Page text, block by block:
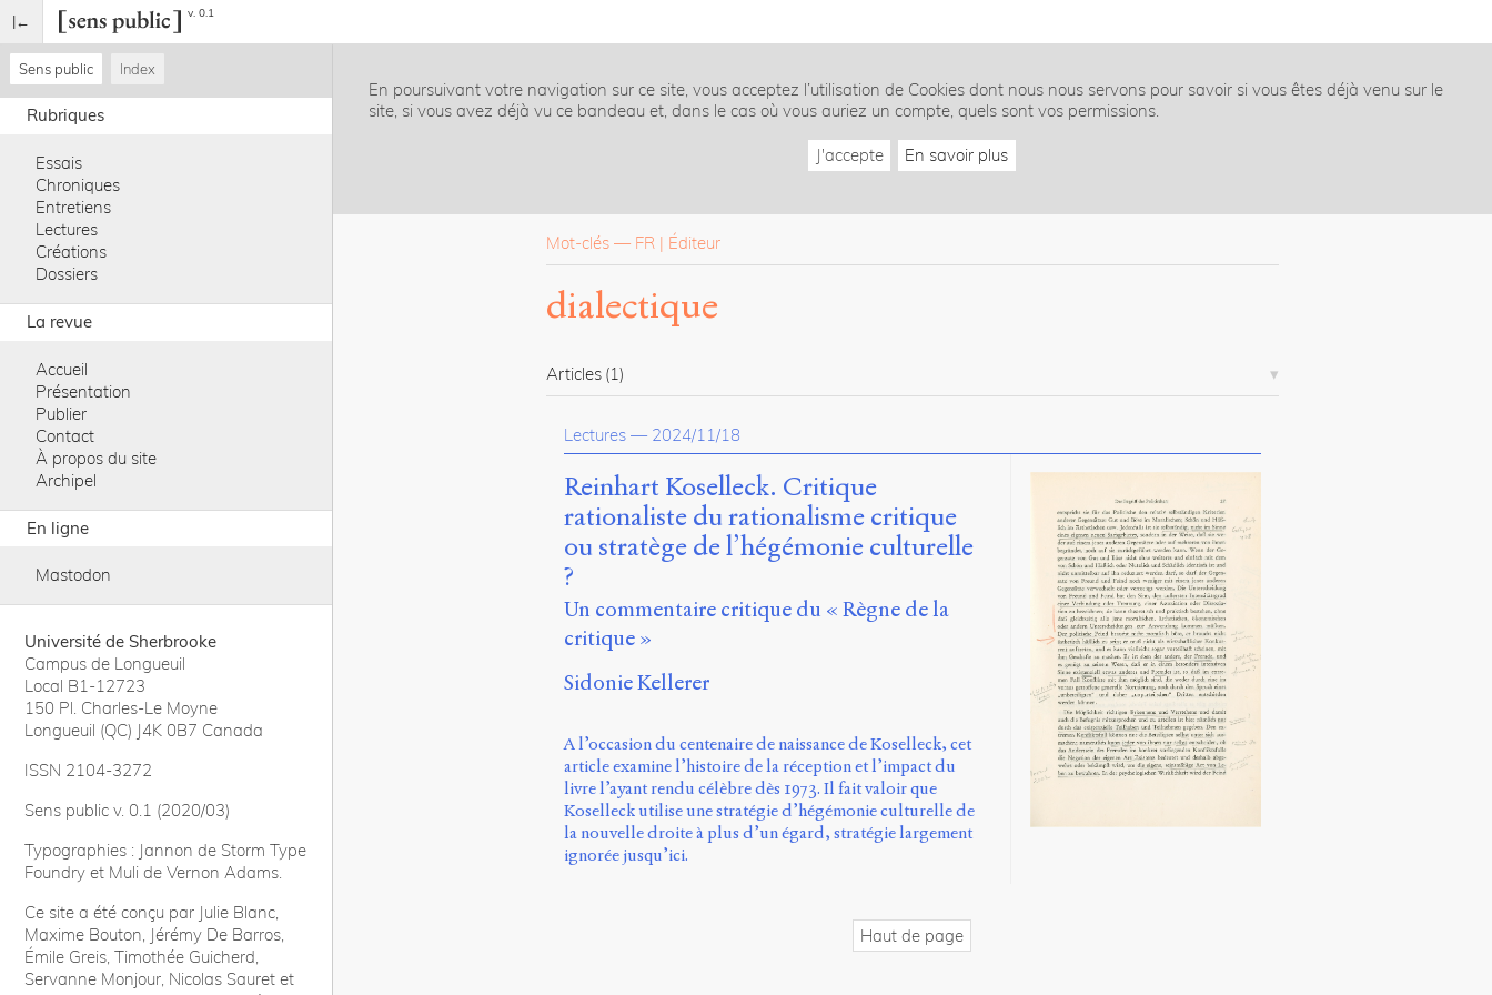
v. 0.1
Sens public Index
Rubriques
Essais
Chroniques
Entretiens
Lectures
Créations
Dossiers
La revue
Accueil
Présentation
Publier
Contact
À propos du site
Archipel
En ligne
Mastodon
Université de Sherbrooke
Campus de Longueuil
Local B1-12723
150 Pl. Charles-Le Moyne
Longueuil (QC) J4K 0B7 Canada
ISSN 2104-3272
Sens public v. 0.1 (2020/03)
Typographies : Jannon de Storm Type
Foundry et Muli de Vernon Adams.
Ce site a été conçu par Julie Blanc,
Maxime Bouton, Jérémy De Barros,
Émile Greis, Timothée Guicherd,
Servanne Monjour, Nicolas Sauret et
En poursuivant votre navigation sur ce site, vous acceptez l’utilisation de Cookies dont nous nous servons pour savoir si vous êtes déjà venu sur le
site, si vous avez déjà vu ce bandeau et, dans le cas où vous auriez un compte, quels sont vos permissions.
J'accepte En savoir plus
Mot-clés — FR Éditeur
dialectique
Articles (1)
Lectures — 2024/11/18
Reinhart Koselleck. Critique
rationaliste du rationalisme critique
ou stratège de l’hégémonie culturelle
?
Un commentaire critique du « Règne de la
critique »
Sidonie Kellerer
A l’occasion du centenaire de naissance de Koselleck, cet
article examine l’histoire de la réception et l’impact du
livre l’ayant rendu célèbre dès 1973. Il fait valoir que
Koselleck utilise une stratégie d’hégémonie culturelle de
la nouvelle droite à plus d’un égard, stratégie largement
ignorée jusqu’ici.
Haut de page